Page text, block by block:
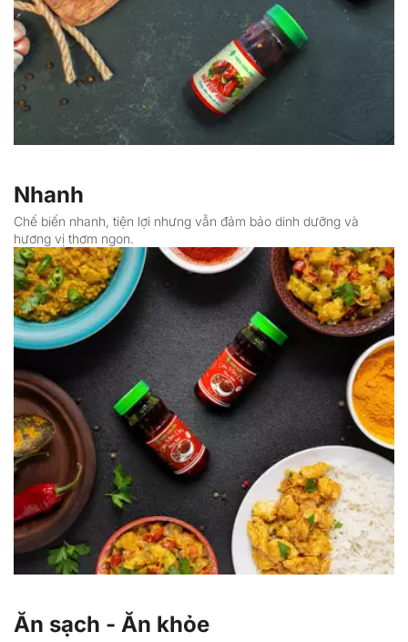
Nhanh
Chế biến nhanh, tiện lợi nhưng vẫn đảm bảo dinh dưỡng và
hương vị thơm ngon.
Ăn sạch - Ăn khỏe